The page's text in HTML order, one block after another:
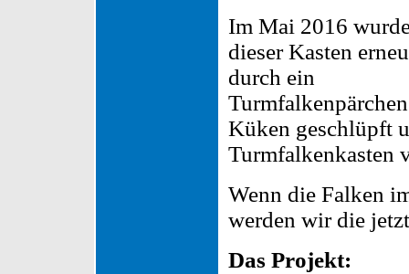
Im Mai 2016
dieser Kasten
durch ein
Küken geschlüpft
Turmfalkenkasten
Wenn die Falken
werden wir die
Das Projekt: